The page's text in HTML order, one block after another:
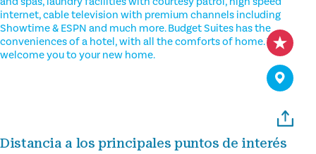
internet, cable television with premium channels including
Showtime & ESPN and much more. Budget Suites has the
conveniences of a hotel, with all the comforts of home. We
welcome you to your new home.
Distancia a los principales puntos de interés